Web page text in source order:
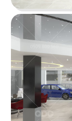
Thiết kế
gian